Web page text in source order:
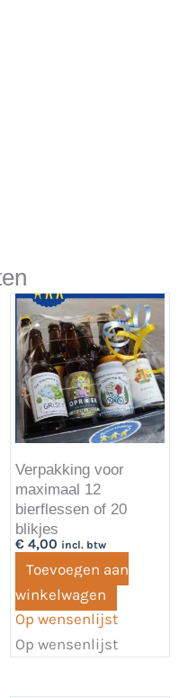
Verpakking voor
maximaal 12
bierflessen of 20
blikjes
€4,00 incl. btw
Toevoegen aan
winkelwagen
Op wensenlijst
Op wensenlijst